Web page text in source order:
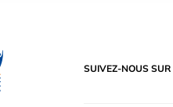
SUIVEZ-NOUS SUR